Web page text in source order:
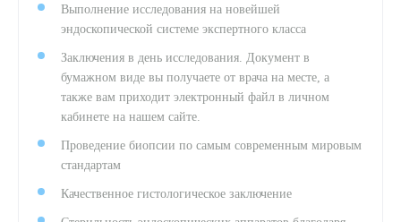
Выполнение исследования на новейшей
эндоскопической системе экспертного класса
Заключения в день исследования. Документ в
бумажном виде вы получаете от врача на месте, а
также вам приходит электронный файл в личном
кабинете на нашем сайте.
Проведение биопсии по самым современным мировым
стандартам
Качественное гистологическое заключение